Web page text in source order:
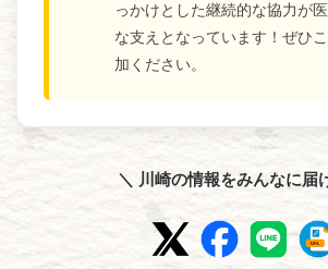
っかけとした継続的な協力が
な支えとなっています！ぜひ
加ください。
＼ 川崎の情報をみんなに届